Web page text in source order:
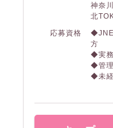
神奈
北
応募資格
方
◆実
◆管
◆未